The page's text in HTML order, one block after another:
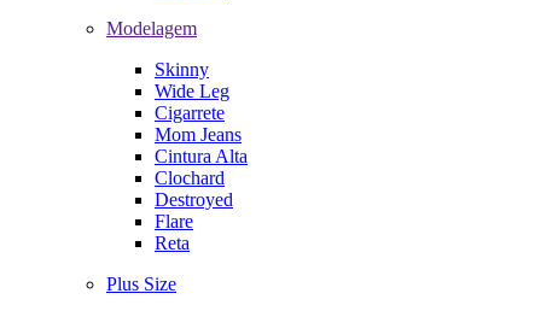
Modelagem
Skinny
Wide Leg
Cigarrete
Mom Jeans
Cintura Alta
Clochard
Destroyed
Flare
Reta
Plus Size